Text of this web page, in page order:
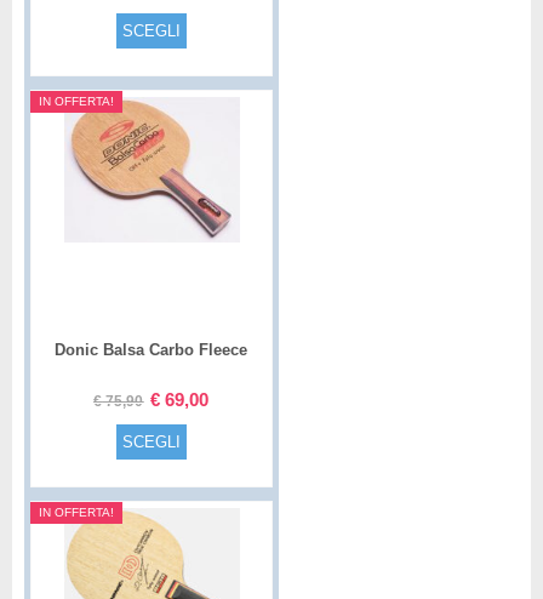
SCEGLI
IN OFFERTA!
Donic Balsa Carbo Fleece
€75,90 € 69,00
SCEGLI
IN OFFERTA!